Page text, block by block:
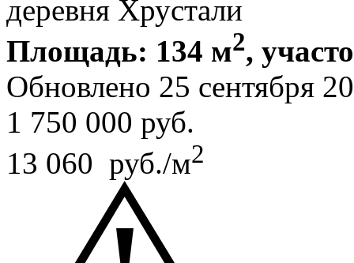
деревня Хрустали
Площадь: 134 м2,
Обновлено 25 сентября
1 750 000 руб.
13 060 руб./м2